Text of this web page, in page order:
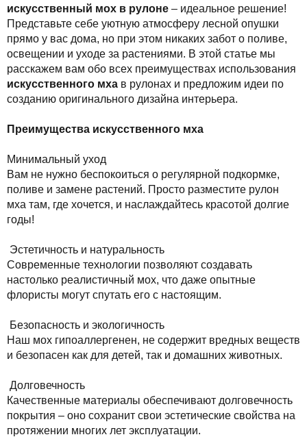
искусственный мох в рулоне – идеальное решение!
Представьте себе уютную атмосферу лесной опушки
прямо у вас дома, но при этом никаких забот о поливе,
освещении и уходе за растениями. В этой статье мы
расскажем вам обо всех преимуществах использования
искусственного мха в рулонах и предложим идеи по
созданию оригинального дизайна интерьера.
Преимущества искусственного мха
Минимальный уход
Вам не нужно беспокоиться о регулярной подкормке,
поливе и замене растений. Просто разместите рулон
мха там, где хочется, и наслаждайтесь красотой долгие
годы!
Эстетичность и натуральность
Современные технологии позволяют создавать
настолько реалистичный мох, что даже опытные
флористы могут спутать его с настоящим.
Безопасность и экологичность
Наш мох гипоаллергенен, не содержит вредных веществ
и безопасен как для детей, так и домашних животных.
Долговечность
Качественные материалы обеспечивают долговечность
покрытия – оно сохранит свои эстетические свойства на
протяжении многих лет эксплуатации.